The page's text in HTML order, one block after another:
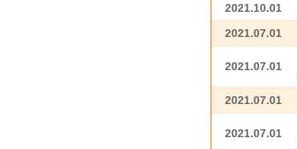
2021.10.01
2021.07.01
2021.07.01
2021.07.01
2021.07.01